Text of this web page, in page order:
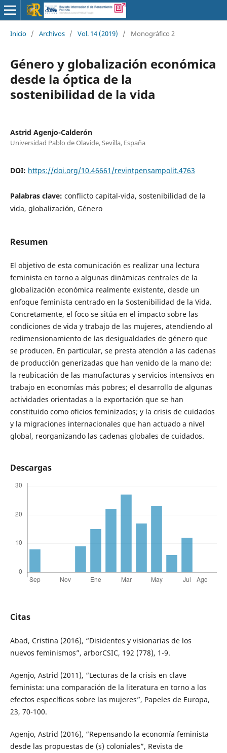
Inicio / Archivos / Vol. 14 (2019) / Monográfico 2
Género y globalización económica
desde la óptica de la
sostenibilidad de la vida
Astrid Agenjo-Calderón
Universidad Pablo de Olavide, Sevilla, España
DOI: https://doi.org/10.46661/revintpensampolit.4763
Palabras clave: conflicto capital-vida, sostenibilidad de la
vida, globalización, Género
Resumen
El objetivo de esta comunicación es realizar una lectura
feminista en torno a algunas dinámicas centrales de la
globalización económica realmente existente, desde un
enfoque feminista centrado en la Sostenibilidad de la Vida.
Concretamente, el foco se sitúa en el impacto sobre las
condiciones de vida y trabajo de las mujeres, atendiendo al
redimensionamiento de las desigualdades de género que
se producen. En particular, se presta atención a las cadenas
de producción generizadas que han venido de la mano de:
la reubicación de las manufacturas y servicios intensivos en
trabajo en economías más pobres; el desarrollo de algunas
actividades orientadas a la exportación que se han
constituido como oficios feminizados; y la crisis de cuidados
y la migraciones internacionales que han actuado a nivel
global, reorganizando las cadenas globales de cuidados.
Descargas
Citas
Abad, Cristina (2016), “Disidentes y visionarias de los
nuevos feminismos”, arborCSIC, 192 (778), 1-9.
Agenjo, Astrid (2011), “Lecturas de la crisis en clave
feminista: una comparación de la literatura en torno a los
efectos específicos sobre las mujeres”, Papeles de Europa,
23, 70-100.
Agenjo, Astrid (2016), “Repensando la economía feminista
desde las propuestas de (s) coloniales”, Revista de